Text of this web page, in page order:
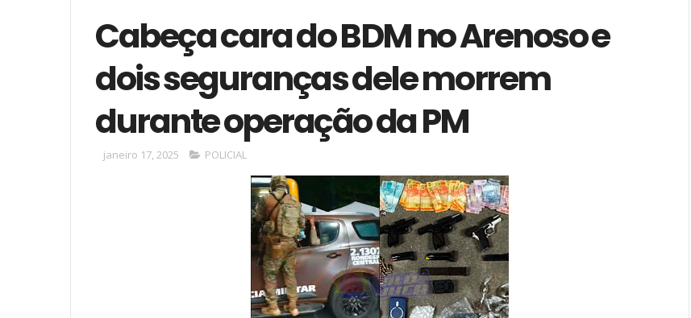
Cabeça cara do BDM no Arenoso e
dois seguranças dele morrem
durante operação da PM
janeiro 17, 2025 POLICIAL